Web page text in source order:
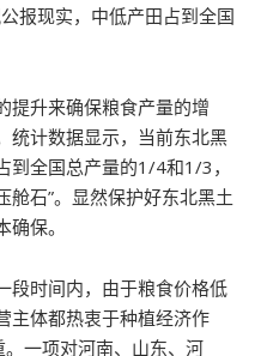
报现实，中低产田占到全国
提升来确保粮食产量的增
统计数据显示，当前东北黑
到全国总产量的1/4和1/3，
舱石”。显然保护好东北黑土
保。
段时间内，由于粮食价格低
主体都热衷于种植经济作
。一项对河南、山东、河